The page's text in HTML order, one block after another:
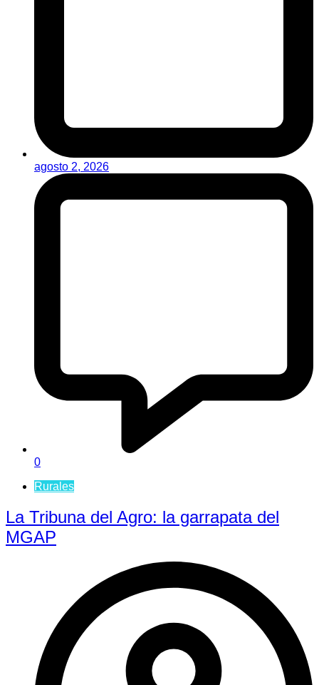
agosto 2, 2026
0
Rurales
La Tribuna del Agro: la garrapata del
MGAP